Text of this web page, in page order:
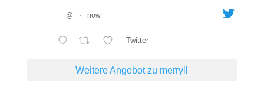
@ · now
Twitter
Weitere Angebot zu merryll